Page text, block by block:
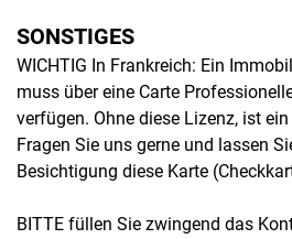
SONSTIGES
WICHTIG In Frankreich: Ein
muss über eine Carte
verfügen. Ohne diese Lizenz, ist
Fragen Sie uns gerne und lassen
Besichtigung diese Karte
BITTE füllen Sie zwingend das